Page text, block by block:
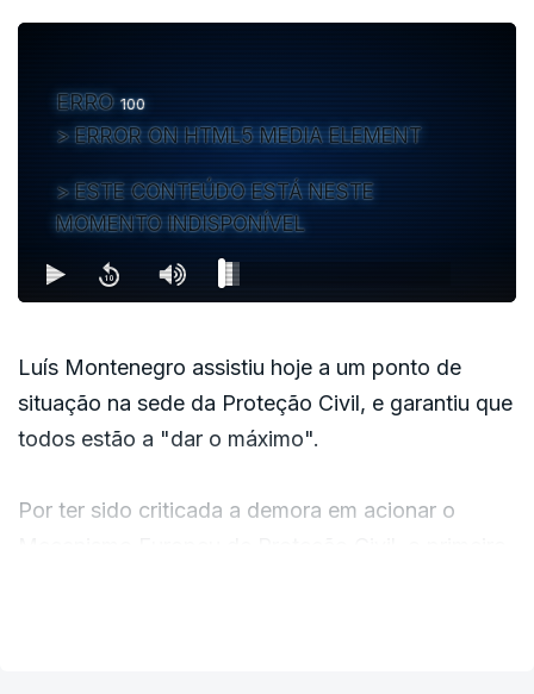
ERRO 100
ERROR ON HTML5 MEDIA ELEMENT
ESTE CONTEÚDO ESTÁ NESTE
MOMENTO INDISPONÍVEL
Luís Montenegro assistiu hoje a um ponto de
situação na sede da Proteção Civil, e garantiu que
todos estão a "dar o máximo".
Por ter sido criticada a demora em acionar o